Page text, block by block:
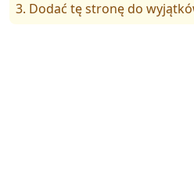
3. Dodać tę stronę do